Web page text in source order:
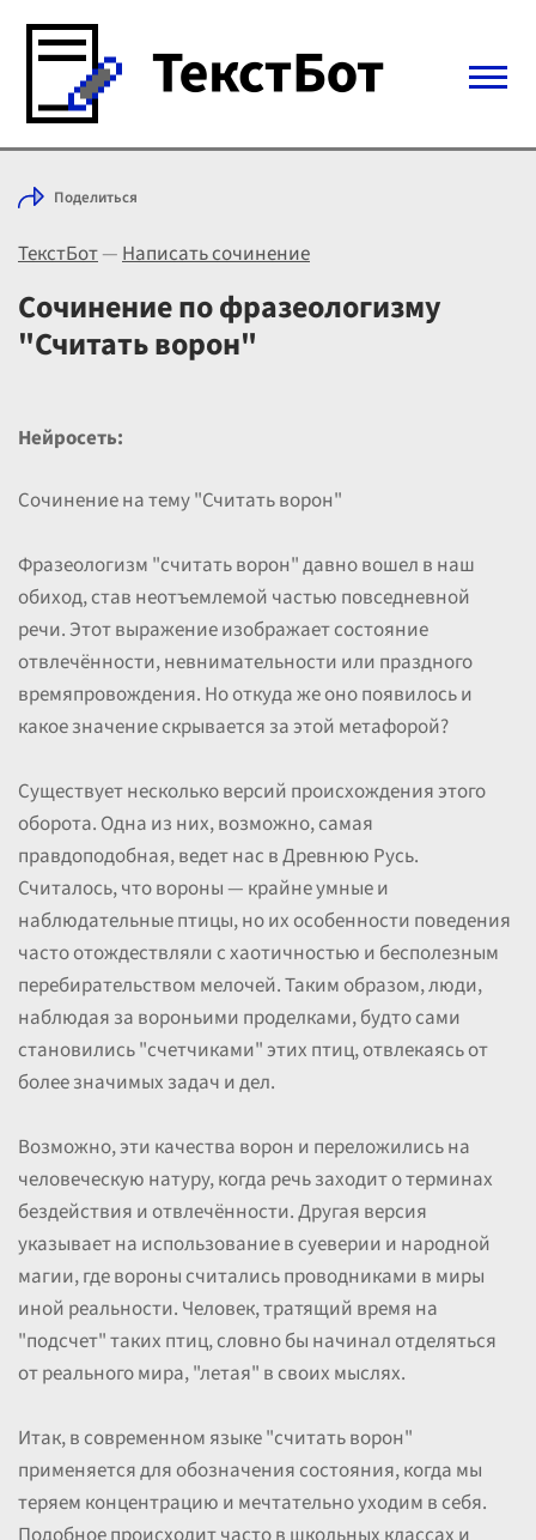
Войти с Telegram
Выбрать режим
Цены
Поделиться
ТекстБот—Написать сочинение
Сочинение по фразеологизму
"Считать ворон"
Нейросеть:
Сочинение на тему "Считать ворон"
Фразеологизм "считать ворон" давно вошел в наш
обиход, став неотъемлемой частью повседневной
речи. Этот выражение изображает состояние
отвлечённости, невнимательности или праздного
времяпровождения. Но откуда же оно появилось и
какое значение скрывается за этой метафорой?
Существует несколько версий происхождения этого
оборота. Одна из них, возможно, самая
правдоподобная, ведет нас в Древнюю Русь.
Считалось, что вороны — крайне умные и
наблюдательные птицы, но их особенности поведения
часто отождествляли с хаотичностью и бесполезным
перебирательством мелочей. Таким образом, люди,
наблюдая за вороньими проделками, будто сами
становились "счетчиками" этих птиц, отвлекаясь от
более значимых задач и дел.
Возможно, эти качества ворон и переложились на
человеческую натуру, когда речь заходит о терминах
бездействия и отвлечённости. Другая версия
указывает на использование в суеверии и народной
магии, где вороны считались проводниками в миры
иной реальности. Человек, тратящий время на
"подсчет" таких птиц, словно бы начинал отделяться
от реального мира, "летая" в своих мыслях.
Итак, в современном языке "считать ворон"
применяется для обозначения состояния, когда мы
теряем концентрацию и мечтательно уходим в себя.